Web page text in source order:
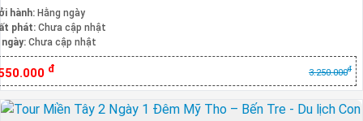
hành: Hằng ngày
phát: Chưa cập nhật
Chưa cập nhật
đ 3.250.000đ